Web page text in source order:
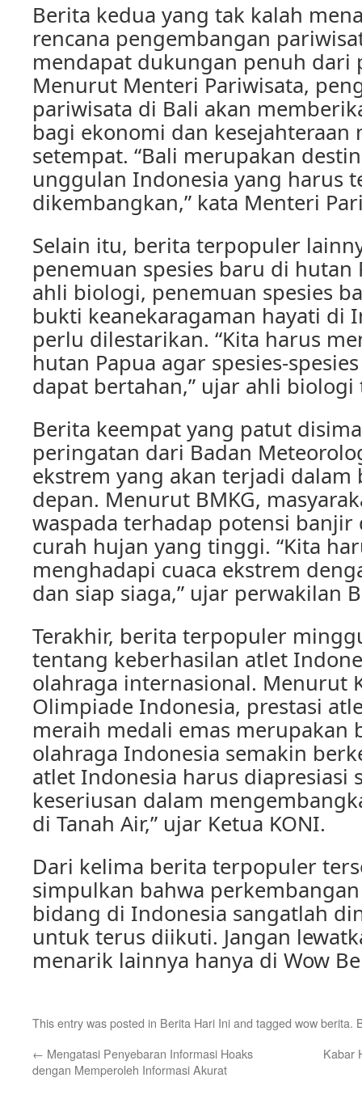
Berita kedua yang tak kalah
rencana pengembangan
mendapat dukungan penuh dari
Menurut Menteri Pariwisata,
pariwisata di Bali akan
bagi ekonomi dan kesejahteraan
setempat. “Bali merupakan
unggulan Indonesia yang harus
dikembangkan,” kata Menteri
Selain itu, berita terpopuler
penemuan spesies baru di hutan
ahli biologi, penemuan spesies
bukti keanekaragaman hayati di
perlu dilestarikan. “Kita harus
hutan Papua agar spesies-
dapat bertahan,” ujar ahli
Berita keempat yang patut
peringatan dari Badan
ekstrem yang akan terjadi dalam
depan. Menurut BMKG,
waspada terhadap potensi
curah hujan yang tinggi. “Kita
menghadapi cuaca ekstrem
dan siap siaga,” ujar perwakilan
Terakhir, berita terpopuler
tentang keberhasilan atlet
olahraga internasional. Menurut
Olimpiade Indonesia, prestasi
meraih medali emas merupakan
olahraga Indonesia semakin
atlet Indonesia harus diapresiasi
keseriusan dalam
di Tanah Air,” ujar Ketua KONI.
Dari kelima berita terpopuler
simpulkan bahwa
bidang di Indonesia sangatlah
untuk terus diikuti. Jangan
menarik lainnya hanya di Wow
This entry was posted in Berita Hari Iniand tagged wow berita.
← Mengatasi Penyebaran Informasi Hoaks
dengan Memperoleh Informasi Akurat
Kabar